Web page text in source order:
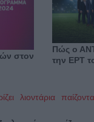
στον
Πώς ο
την ΕΡΤ